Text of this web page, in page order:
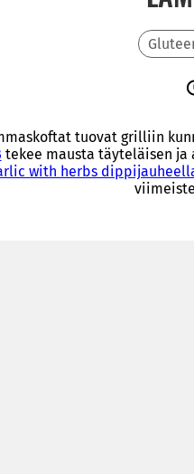
tuovat grilliin
tekee mausta täyteläisen ja
with herbs